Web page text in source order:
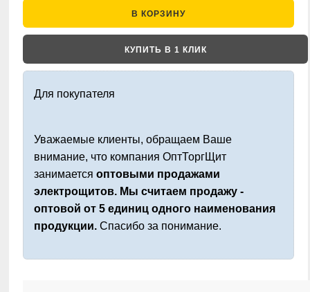
В КОРЗИНУ
КУПИТЬ В 1 КЛИК
Для покупателя
Уважаемые клиенты, обращаем Ваше
внимание, что компания ОптТоргЩит
занимается оптовыми продажами
электрощитов. Мы считаем продажу -
оптовой от 5 единиц одного наименования
продукции. Спасибо за понимание.